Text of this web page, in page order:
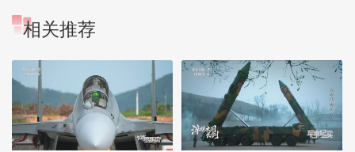
相关推荐